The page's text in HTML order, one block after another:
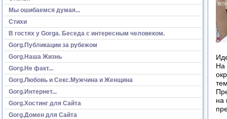
Мы ошибаемся думая...
Стихи
В гостях у Gorga. Беседа с интересным человеком.
Gorg.Публикации за рубежом
Gorg.Наша Жизнь
Gorg.Не факт...
Gorg.Любовь и Секс.Мужчина и Женщина
Gorg.Интернет...
Gorg.Хостинг для Сайта
Gorg.Домен для Сайта
На
на